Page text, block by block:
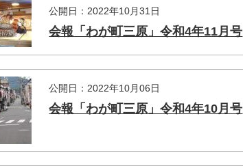
公開日：2022年10月31日
会報「わが町三原」令和4年11月号
公開日：2022年10月06日
会報「わが町三原」令和4年10月号